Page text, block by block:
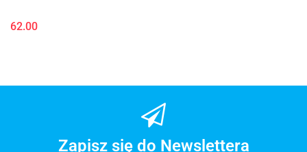
62.00
Zapisz się do Newslettera